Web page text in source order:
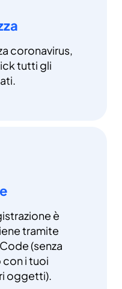
coronavirus,
tutti gli
è
tramite
(senza
i tuoi
oggetti).